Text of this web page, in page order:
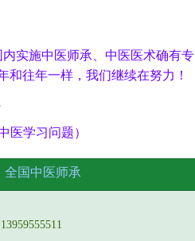
实施中医师承、中医医术确有专
往年一样，我们继续在努力！
医学习问题）
全国中医师承